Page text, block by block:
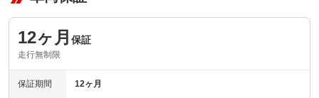
12ヶ月 保証
走行無制限
保証期間 12ヶ月